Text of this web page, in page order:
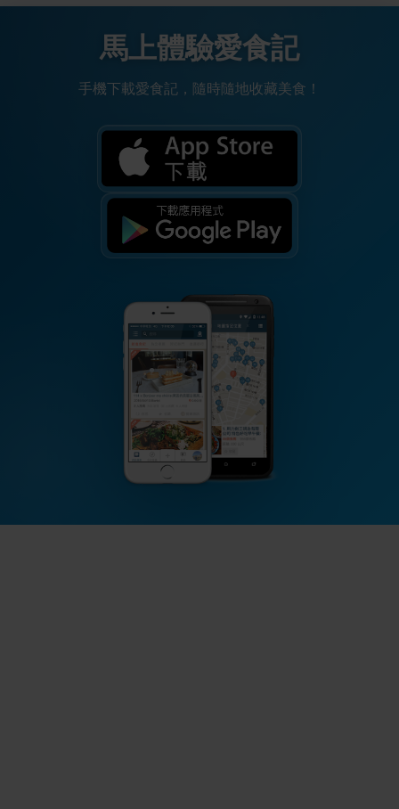
馬上體驗愛食記
手機下載愛食記，隨時隨地收藏美食！